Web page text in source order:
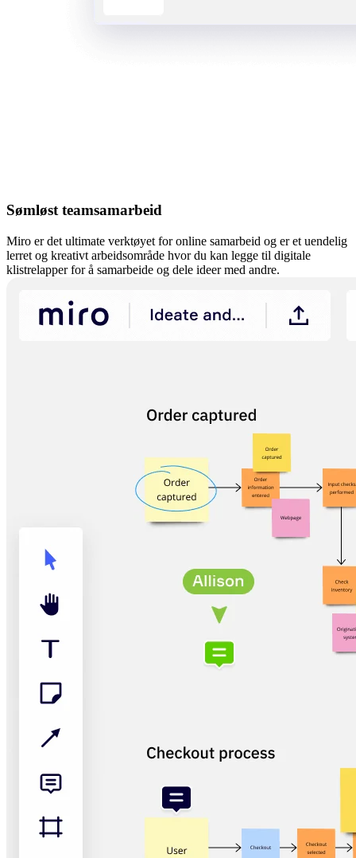
Sømløst teamsamarbeid
Miro er det ultimate verktøyet for online samarbeid og er et uendelig
lerret og kreativt arbeidsområde hvor du kan legge til digitale
klistrelapper for å samarbeide og dele ideer med andre.